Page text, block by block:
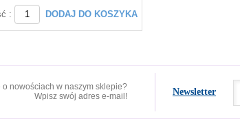
: DODAJ DO KOSZYKA
nowościach w naszym sklepie?
Wpisz swój adres e-mail!
Newsletter